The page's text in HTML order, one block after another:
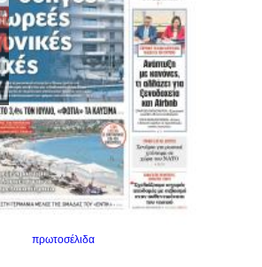
πρωτοσέλιδα